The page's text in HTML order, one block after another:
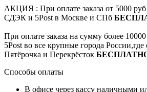
АКЦИЯ : При оплате заказа от 5000
СДЭК и 5Post в Москве и СПб
При оплате заказа на сумму более
5Post во все крупные города России,где
Пятёрочка и Перекрёсток
Способы оплаты
В офисе через кассу наличными